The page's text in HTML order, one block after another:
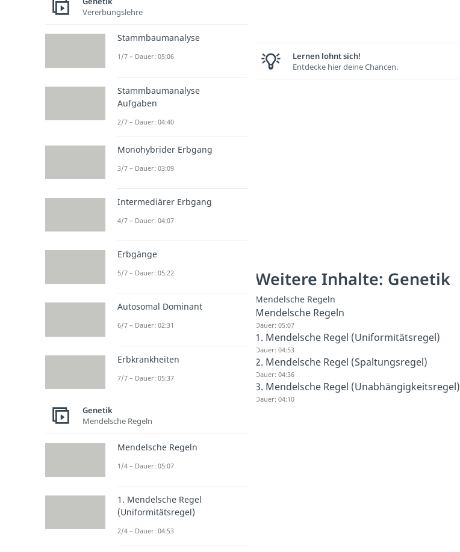
Lernen lohnt sich!
Entdecke hier deine Chancen.
Weitere Inhalte: Genetik
Mendelsche Regeln
Mendelsche Regeln
Dauer: 05:07
1. Mendelsche Regel (Uniformitätsregel)
Dauer: 04:53
2. Mendelsche Regel (Spaltungsregel)
Dauer: 04:36
3. Mendelsche Regel (Unabhängigkeitsregel)
Dauer: 04:10
Vererbungslehre
Stammbaumanalyse
1/7 – Dauer: 05:06
Stammbaumanalyse
Aufgaben
2/7 – Dauer: 04:40
Monohybrider Erbgang
3/7 – Dauer: 03:09
Intermediärer Erbgang
4/7 – Dauer: 04:07
Erbgänge
5/7 – Dauer: 05:22
Autosomal Dominant
6/7 – Dauer: 02:31
Erbkrankheiten
7/7 – Dauer: 05:37
Genetik
Mendelsche Regeln
Mendelsche Regeln
1/4 – Dauer: 05:07
1. Mendelsche Regel
(Uniformitätsregel)
2/4 – Dauer: 04:53